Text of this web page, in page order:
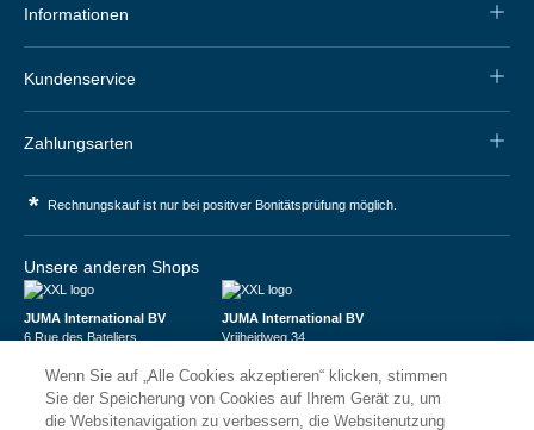
Informationen
Kundenservice
Zahlungsarten
* Rechnungskauf ist nur bei positiver Bonitätsprüfung möglich.
Unsere anderen Shops
JUMA International BV
6 Rue des Bateliers
Numéro de TVA : FR59815313275
Numéro Siren : 815313275
JUMA International BV
Vrijheidweg 34
BTW: NL853095048B01
K.V.K.: 58573909
Wenn Sie auf „Alle Cookies akzeptieren“ klicken, stimmen
Sie der Speicherung von Cookies auf Ihrem Gerät zu, um
die Websitenavigation zu verbessern, die Websitenutzung